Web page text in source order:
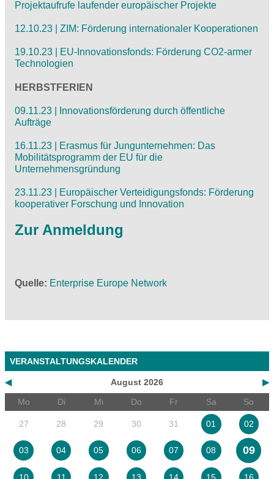
Projektaufrufe laufender europäischer Projekte
12.10.23 | ZIM: Förderung internationaler Kooperationen
19.10.23 | EU-Innovationsfonds: Förderung CO2-armer
Technologien
HERBSTFERIEN
09.11.23 | Innovationsförderung durch öffentliche
Aufträge
16.11.23 | Erasmus für Jungunternehmen: Das
Mobilitätsprogramm der EU für die
Unternehmensgründung
23.11.23 | Europäischer Verteidigungsfonds: Förderung
kooperativer Forschung und Innovation
Zur Anmeldung
Quelle Enterprise Europe Network
VERANSTALTUNGSKALENDER
◀ ▶
August 2026
Mo
Di Mi Do Fr Sa So
27 28 29 30 31 01 02
03 04 05 06 07 08 09
10 11 12 13 14 15 16